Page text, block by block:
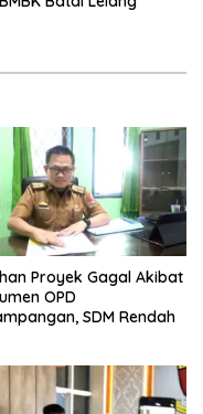
Proyek Gagal Akibat
OPD
SDM Rendah